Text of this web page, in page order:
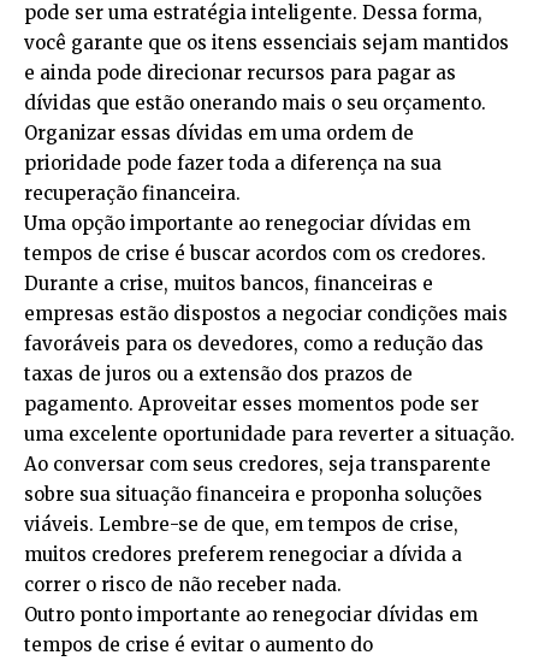
pode ser uma estratégia inteligente. Dessa forma,
você garante que os itens essenciais sejam mantidos
e ainda pode direcionar recursos para pagar as
dívidas que estão onerando mais o seu orçamento.
Organizar essas dívidas em uma ordem de
prioridade pode fazer toda a diferença na sua
recuperação financeira.
Uma opção importante ao renegociar dívidas em
tempos de crise é buscar acordos com os credores.
Durante a crise, muitos bancos, financeiras e
empresas estão dispostos a negociar condições mais
favoráveis para os devedores, como a redução das
taxas de juros ou a extensão dos prazos de
pagamento. Aproveitar esses momentos pode ser
uma excelente oportunidade para reverter a situação.
Ao conversar com seus credores, seja transparente
sobre sua situação financeira e proponha soluções
viáveis. Lembre-se de que, em tempos de crise,
muitos credores preferem renegociar a dívida a
correr o risco de não receber nada.
Outro ponto importante ao renegociar dívidas em
tempos de crise é evitar o aumento do